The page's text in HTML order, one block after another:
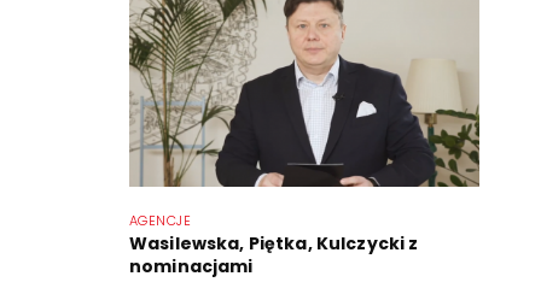
AGENCJE
Wasilewska, Piętka, Kulczycki z
nominacjami